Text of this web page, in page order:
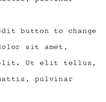
button to change
sit amet,
elit. Ut elit tellus,
pulvinar